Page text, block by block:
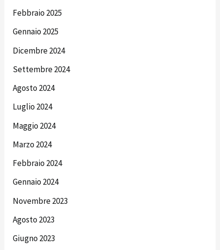
Febbraio 2025
Gennaio 2025
Dicembre 2024
Settembre 2024
Agosto 2024
Luglio 2024
Maggio 2024
Marzo 2024
Febbraio 2024
Gennaio 2024
Novembre 2023
Agosto 2023
Giugno 2023